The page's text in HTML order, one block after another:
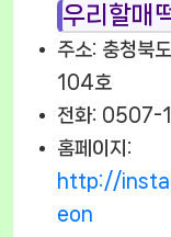
우리할매
주소: 충청북
104호
전화:
홈페이지:
http://
eon